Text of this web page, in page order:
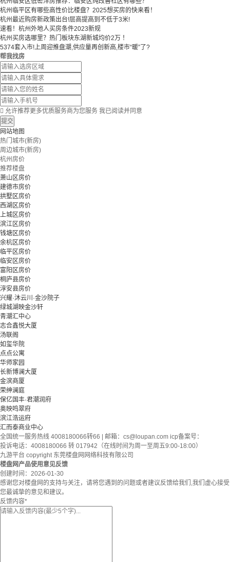
​​杭州临平区有哪些高性价比楼盘？2025想买房的快来看！​
杭州最近购房新政策出台!层高提高到不低于3米!
速看！杭州外地人买房条件2023新规
杭州买房选哪里？热门板块东湖新城均价2万 ！
5374套入市!上周迎推盘潮,供应量再创新高,楼市“暖”了?
帮我找房
 允许推荐更多优质服务商为您服务 我已阅读并同意
提交
网站地图
热门城市(新房)
周边城市(新房)
杭州房价
推荐楼盘
萧山区房价
建德市房价
拱墅区房价
西湖区房价
上城区房价
滨江区房价
钱塘区房价
余杭区房价
临平区房价
临安区房价
富阳区房价
桐庐县房价
淳安县房价
兴耀·沐云川·金沙院子
绿城湖映金沙轩
青潮汇中心
志合鑫悦大厦
汤联阁
如玺华院
点点公寓
华师家园
长新博澜大厦
金滨商厦
荣绅澜庭
保亿国丰·君潮润府
奥映鸣翠府
滨江浩运府
汇而泰商业中心
全国统一服务热线 4008180066转66 | 邮箱： cs@loupan.com icp备案号：
投诉电话：4008180066 转 017942（在线时间为周一至周五9:00-18:00）
九游平台 copyright 东莞楼盘网网络科技有限公司
楼盘网产品使用意见反馈
创建时间： 2026-01-30
感谢您对楼盘网的支持与关注，请将您遇到的问题或者建议反馈给我们,我们虚心接受
您最诚挚的意见和建议。
反馈内容*